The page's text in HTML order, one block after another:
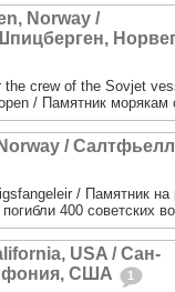
Norway /
crew of the Sovjet
/ Памятник морякам
/
/ Памятник на
погибли 400 советских
USA / Сан-
США
1